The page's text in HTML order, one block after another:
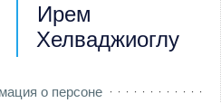
Ирем
Хелваджиоглу
о персоне